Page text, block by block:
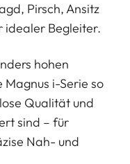
Pirsch, Ansitz
idealer Begleiter.
hohen
i-Serie so
Qualität und
sind – für
Nah- und